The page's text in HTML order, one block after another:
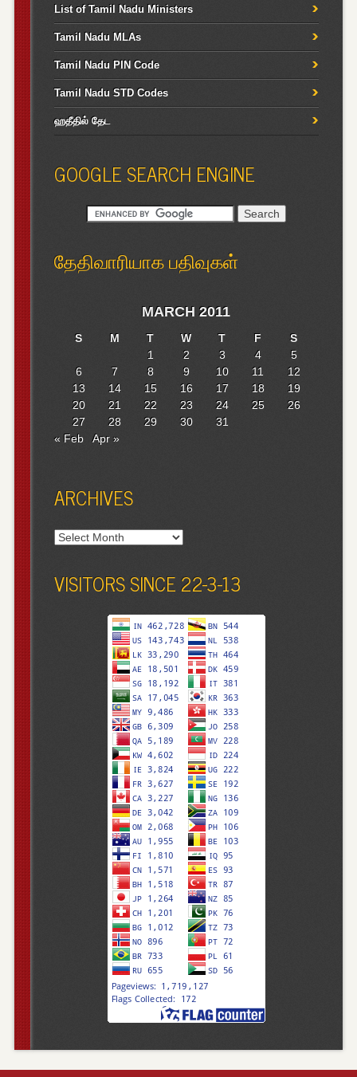
List of Tamil Nadu Ministers
Tamil Nadu MLAs
Tamil Nadu PIN Code
Tamil Nadu STD Codes
ஹதீதில் தேட
GOOGLE SEARCH ENGINE
தேதிவாரியாக பதிவுகள்
MARCH 2011
S M T W T F
S
1
2 3 4
5
6
7 8 9 10 11
12
13
14 15 16 17 18
19
20
21 22 23 24 25
26
27
28 29 30
31
« Feb
Apr »
ARCHIVES
Archives
VISITORS SINCE 22-3-13